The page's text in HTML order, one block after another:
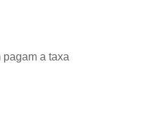
a taxa